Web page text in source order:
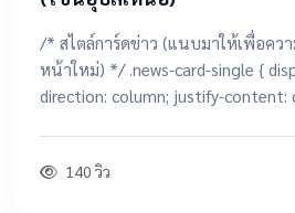
/* สไตล์การ์ดข่าว (แนบมาให้เพื่อคว
หน้าใหม่) */ .news-card-single { display: flex; flex-
direction: column; justify-content: center; align-items:
!important; transition: all 0.3s ease; text-align: center;
140 วิว